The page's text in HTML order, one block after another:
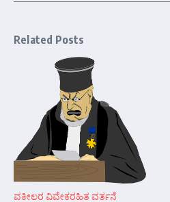
Related Posts
ವಕೀಲರ ವಿವೇಕರಹಿತ ವರ್ತನೆ